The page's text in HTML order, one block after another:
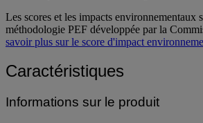
Les scores et les impacts environnementaux
méthodologie PEF développée par la
savoir plus sur le score d'impact
Caractéristiques
Informations sur le produit